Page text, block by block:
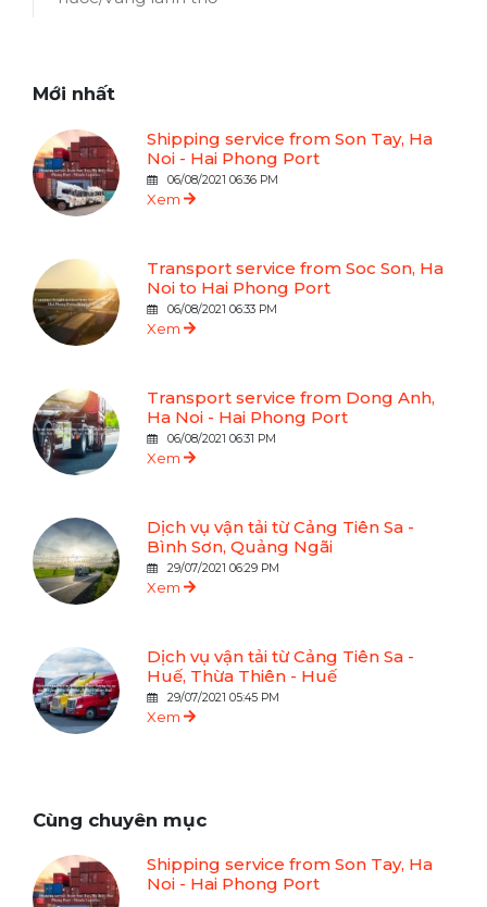
Mới nhất
Shipping service from Son Tay, Ha
Noi - Hai Phong Port
06/08/2021 06:36 PM
Xem
Transport service from Soc Son, Ha
Noi to Hai Phong Port
06/08/2021 06:33 PM
Xem
Transport service from Dong Anh,
Ha Noi - Hai Phong Port
06/08/2021 06:31 PM
Xem
Dịch vụ vận tải từ Cảng Tiên Sa -
Bình Sơn, Quảng Ngãi
29/07/2021 06:29 PM
Xem
Dịch vụ vận tải từ Cảng Tiên Sa -
Huế, Thừa Thiên - Huế
29/07/2021 05:45 PM
Xem
Cùng chuyên mục
Shipping service from Son Tay, Ha
Noi - Hai Phong Port